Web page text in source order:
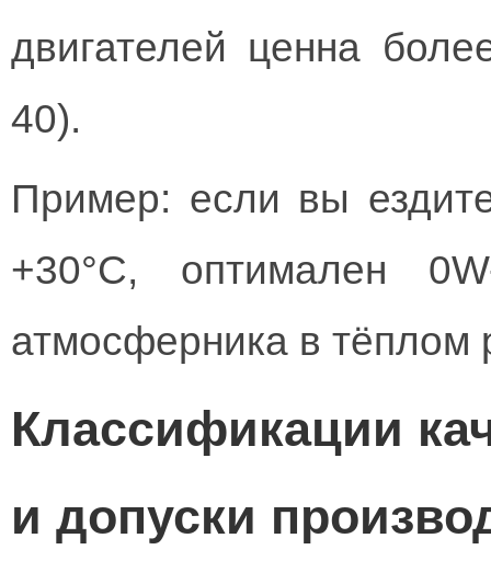
двигателей ценна
40).
Пример: если вы
+30°C, оптимален
атмосферника в тёплом
Классификации
и допуски